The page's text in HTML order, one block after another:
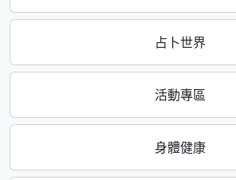
占卜世界
活動專區
身體健康